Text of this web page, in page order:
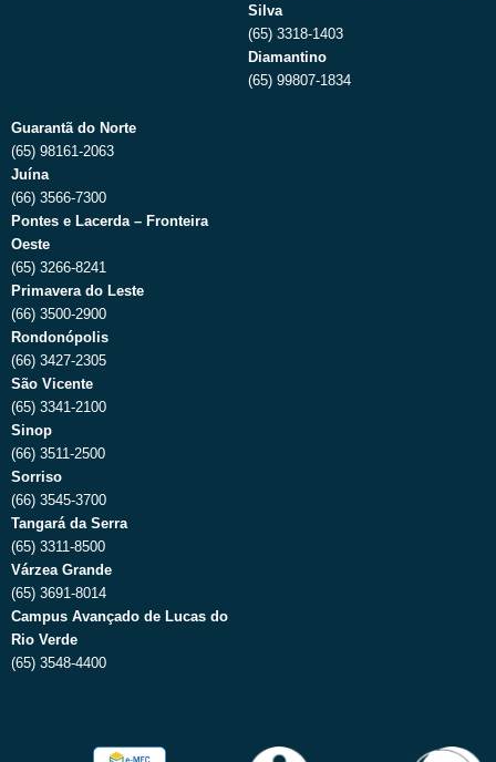
Silva
(65) 3318-1403
Diamantino
(65) 99807-1834
Guarantã do Norte
(65) 98161-2063
Juína
(66) 3566-7300
Pontes e Lacerda – Fronteira
Oeste
(65) 3266-8241
Primavera do Leste
(66) 3500-2900
Rondonópolis
(66) 3427-2305
São Vicente
(65) 3341-2100
Sinop
(66) 3511-2500
Sorriso
(66) 3545-3700
Tangará da Serra
(65) 3311-8500
Várzea Grande
(65) 3691-8014
Campus Avançado de Lucas do
Rio Verde
(65) 3548-4400